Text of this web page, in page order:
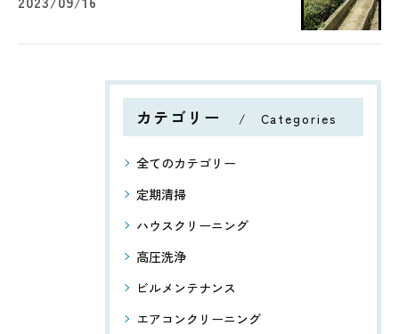
カテゴリー Categories
全てのカテゴリー
定期清掃
ハウスクリーニング
高圧洗浄
ビルメンテナンス
エアコンクリーニング